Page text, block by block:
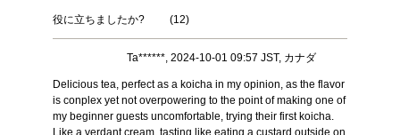
役に立ちましたか? (12)
Ta******, 2024-10-01 09:57 JST, カナダ
Delicious tea, perfect as a koicha in my opinion, as the flavor
is conplex yet not overpowering to the point of making one of
my beginner guests uncomfortable, trying their first koicha.
Like a verdant cream, tasting like eating a custard outside on